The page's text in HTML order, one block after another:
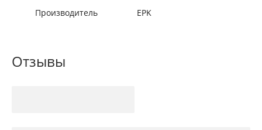
Производитель EPK
Отзывы